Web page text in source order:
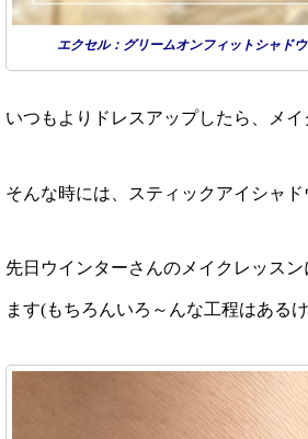
エクセル：グリームオンフィットシャド
いつもよりドレスアップしたら、メ
そんな時には、スティックアイシャ
先日ウインターさんのメイクレッス
ます(もちろんいろ～んな工程はあるけ